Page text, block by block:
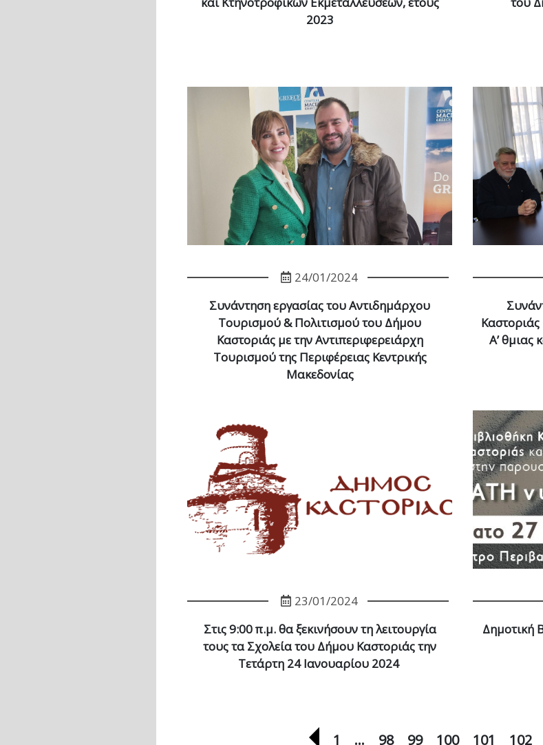
2023
24/01/2024
Συνάντηση εργασίας του Αντιδημάρχου
Τουρισμού & Πολιτισμού του Δήμου
Καστοριάς με την Αντιπεριφερειάρχη
Τουρισμού της Περιφέρειας Κεντρικής
Μακεδονίας
Καστοριάς
Α’ θμιας
23/01/2024
Στις 9:00 π.μ. θα ξεκινήσουν τη λειτουργία
τους τα Σχολεία του Δήμου Καστοριάς την
Τετάρτη 24 Ιανουαρίου 2024
Δημοτική
Προηγούμενη σελίδα
1 … 98 99 100 101 102